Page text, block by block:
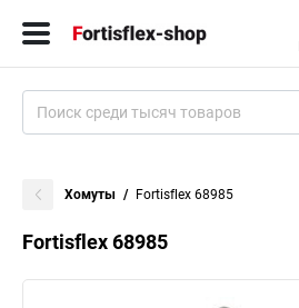
Хомуты Fortisflex 68985
Fortisflex 68985